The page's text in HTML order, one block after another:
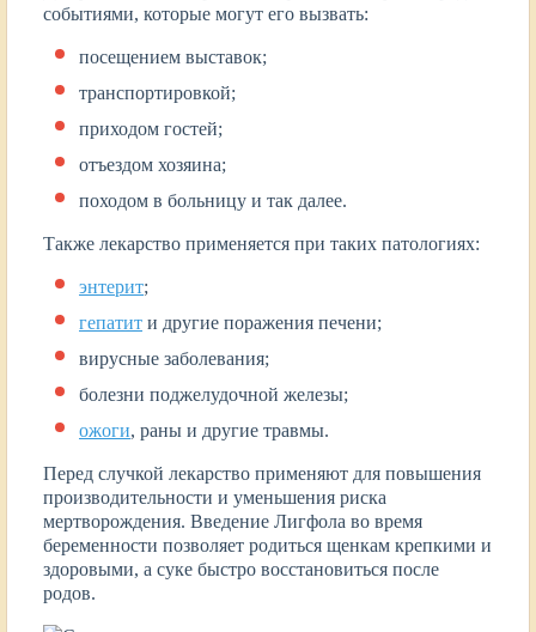
событиями, которые могут его вызвать:
посещением выставок;
транспортировкой;
приходом гостей;
отъездом хозяина;
походом в больницу и так далее.
Также лекарство применяется при таких патологиях:
энтерит;
гепатит и другие поражения печени;
вирусные заболевания;
болезни поджелудочной железы;
ожоги, раны и другие травмы.
Перед случкой лекарство применяют для повышения
производительности и уменьшения риска
мертворождения. Введение Лигфола во время
беременности позволяет родиться щенкам крепкими и
здоровыми, а суке быстро восстановиться после
родов.